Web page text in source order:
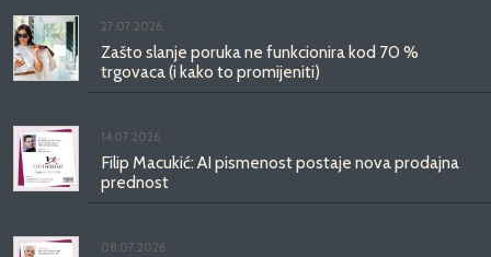
27.07.2026.
Zašto slanje poruka ne funkcionira kod 70 %
trgovaca (i kako to promijeniti)
14.07.2026.
Filip Macukić: AI pismenost postaje nova prodajna
prednost
08.07.2026.